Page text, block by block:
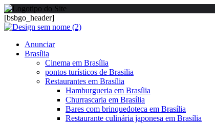
[bsbgo_header]
Anunciar
Brasília
Cinema em Brasília
pontos turísticos de Brasilia
Restaurantes em Brasília
Hamburgueria em Brasília
Churrascaria em Brasília
Bares com brinquedoteca em Brasília
Restaurante culinária japonesa em Brasília